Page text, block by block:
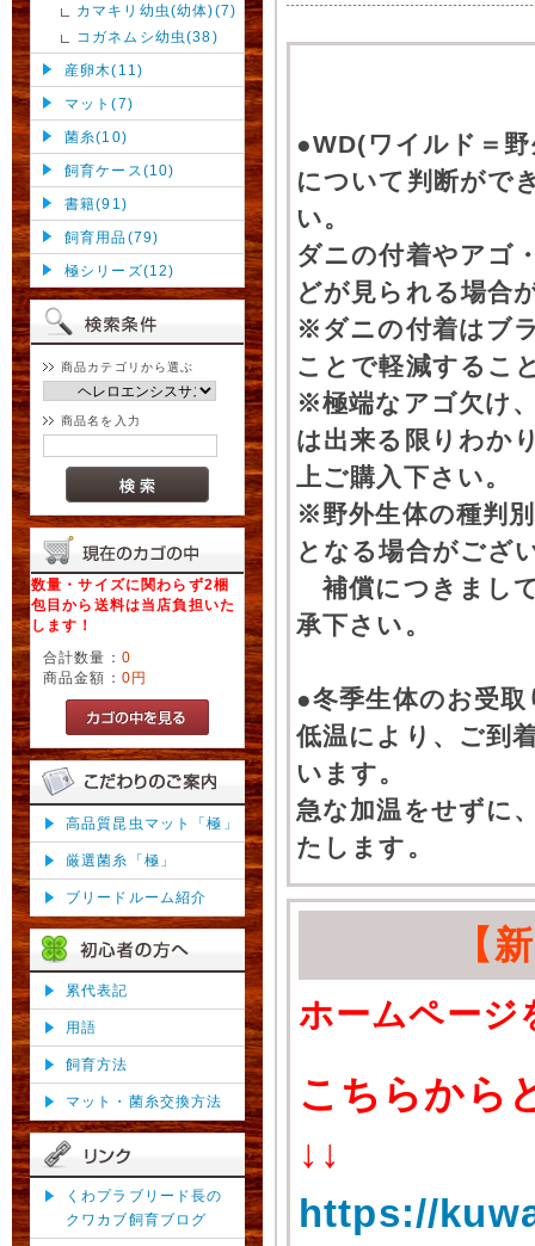
カマキリ幼虫(幼体)(7)
コガネムシ幼虫(38)
産卵木(11)
マット(7)
菌糸(10)
飼育ケース(10)
書籍(91)
飼育用品(79)
極シリーズ(12)
商品カテゴリから選ぶ
商品名を入力
数量・サイズに関わらず2梱
包目から送料は当店負担いた
します！
合計数量： 0
商品金額： 0円
高品質昆虫マット「極」
厳選菌糸「極」
ブリードルーム紹介
累代表記
用語
飼育方法
マット・菌糸交換方法
くわプラブリード長の
クワカブ飼育ブログ
●WD(ワイルド＝
について判断がで
い。
ダニの付着やアゴ
どが見られる場合
※ダニの付着はブ
ことで軽減するこ
※極端なアゴ欠け
は出来る限りわか
上ご購入下さい。
※野外生体の種判
となる場合がござ
補償につきまし
承下さい。
●冬季生体のお受
低温により、ご到
います。
急な加温をせずに
たします。
【
ホームページ
こちらから
↓↓
https://